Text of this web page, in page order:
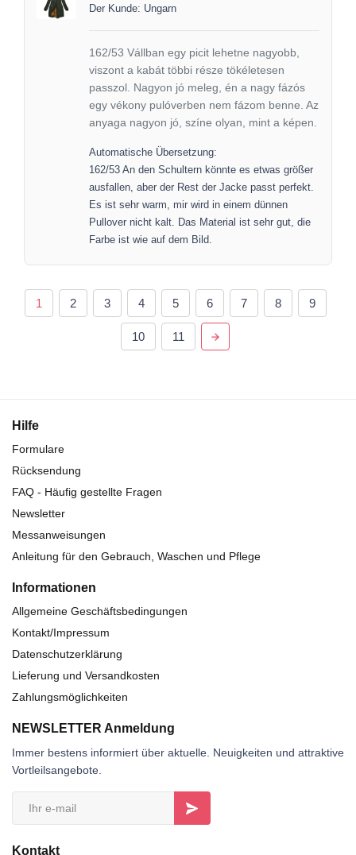
Der Kunde: Ungarn
162/53 Vállban egy picit lehetne nagyobb,
viszont a kabát többi része tökéletesen
passzol. Nagyon jó meleg, én a nagy fázós
egy vékony pulóverben nem fázom benne. Az
anyaga nagyon jó, színe olyan, mint a képen.
Automatische Übersetzung:
162/53 An den Schultern könnte es etwas größer
ausfallen, aber der Rest der Jacke passt perfekt.
Es ist sehr warm, mir wird in einem dünnen
Pullover nicht kalt. Das Material ist sehr gut, die
Farbe ist wie auf dem Bild.
1 2 3 4 5 6 7 8 9
10 11
Hilfe
Formulare
Rücksendung
FAQ - Häufig gestellte Fragen
Newsletter
Messanweisungen
Anleitung für den Gebrauch, Waschen und Pflege
Informationen
Allgemeine Geschäftsbedingungen
Kontakt/Impressum
Datenschutzerklärung
Lieferung und Versandkosten
Zahlungsmöglichkeiten
NEWSLETTER Anmeldung
Immer bestens informiert über aktuelle. Neuigkeiten und attraktive
Vortleilsangebote.
Kontakt